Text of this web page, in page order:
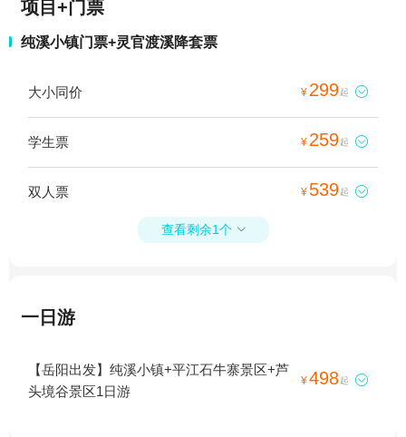
项目+门票
纯溪小镇门票+灵官渡溪降套票
大小同价 ¥ 299起 
学生票 ¥ 259起 
双人票 ¥ 539起 
查看剩余1个 
一日游
【岳阳出发】纯溪小镇+平江石牛寨景区+芦
头境谷景区1日游
¥498起 